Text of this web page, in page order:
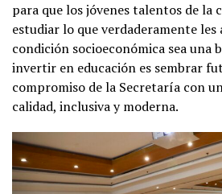
para que los jóvenes talentos de la
estudiar lo que verdaderamente les
condición socioeconómica sea una
invertir en educación es sembrar
compromiso de la Secretaría con
calidad, inclusiva y moderna.